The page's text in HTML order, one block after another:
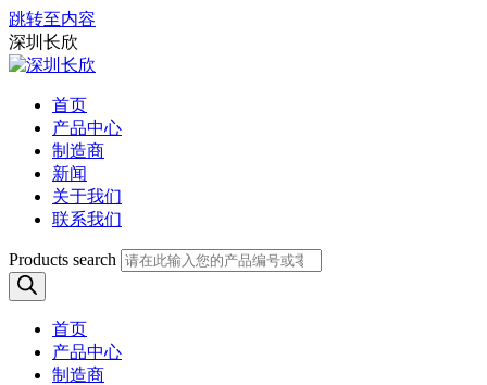
跳转至内容
深圳长欣
首页
产品中心
制造商
新闻
关于我们
联系我们
Products search
首页
产品中心
制造商